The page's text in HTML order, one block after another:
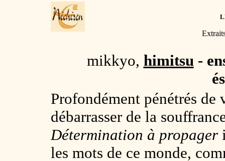
mikkyo, himitsu-
Profondément pénétrés de
débarrasser de la
Détermination à propager
les mots de ce monde,